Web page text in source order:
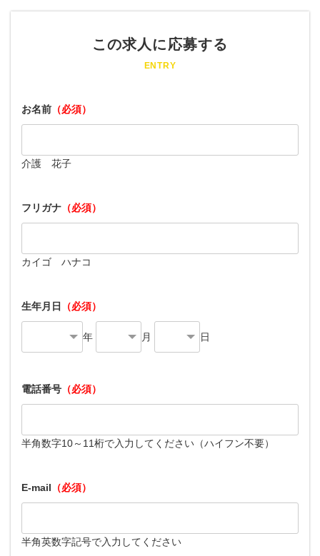
この求人に応募する
ENTRY
お名前 （必須）
介護 花子
フリガナ （必須）
カイゴ ハナコ
生年月日 （必須）
年 月 日
電話番号 （必須）
半角数字10～11桁で入力してください（ハイフン不要）
E-mail （必須）
半角英数字記号で入力してください